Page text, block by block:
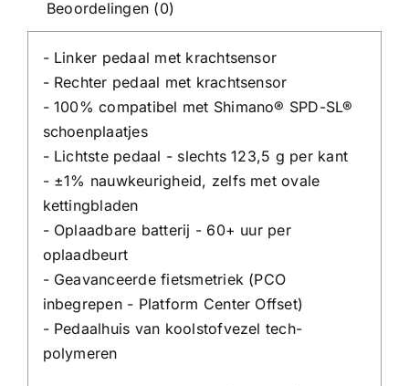
Beoordelingen (0)
- Linker pedaal met krachtsensor
- Rechter pedaal met krachtsensor
- 100% compatibel met Shimano® SPD-SL®
schoenplaatjes
- Lichtste pedaal - slechts 123,5 g per kant
- ±1% nauwkeurigheid, zelfs met ovale
kettingbladen
- Oplaadbare batterij - 60+ uur per
oplaadbeurt
- Geavanceerde fietsmetriek (PCO
inbegrepen - Platform Center Offset)
- Pedaalhuis van koolstofvezel tech-
polymeren